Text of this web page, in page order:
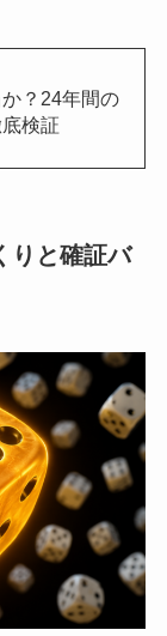
？24年間の
検証
りと確証バ